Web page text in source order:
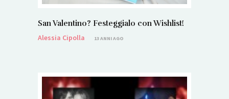
San Valentino? Festeggialo con Wishlist!
Alessia Cipolla
13 ANNI AGO